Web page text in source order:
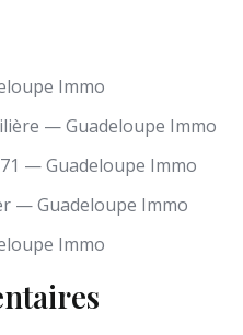
Immo
— Guadeloupe Immo
— Guadeloupe Immo
— Guadeloupe Immo
Immo